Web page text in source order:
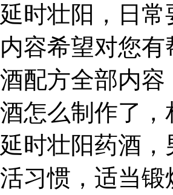
延时壮阳，日
内容希望对您
酒配方全部内
酒怎么制作了
延时壮阳药酒
活习惯，适当